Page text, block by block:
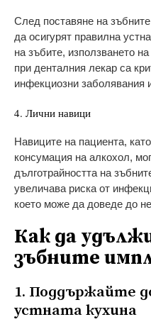
След поставяне на
да осигурят правилна
на зъбите, използването
при денталния лекар са
инфекциозни заболявания
4. Лични навици
Навиците на пациента,
консумация на алкохол,
дълготрайността на
увеличава риска от
което може да доведе до
Как да
зъбните
1. Поддържайте
устната кухина